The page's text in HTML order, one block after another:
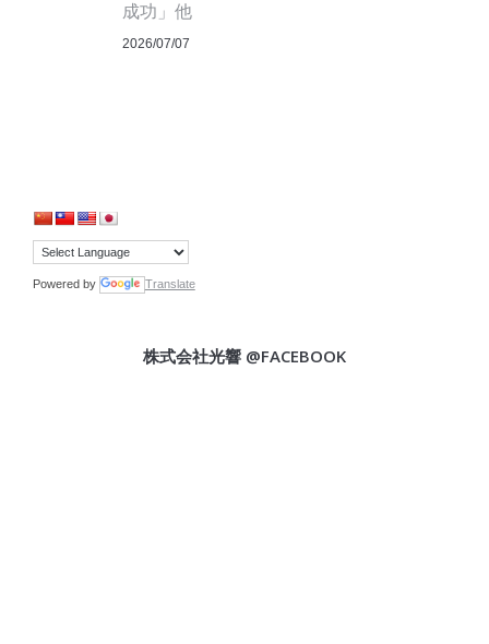
成功」他
2026/07/07
Powered by Translate
株式会社光響 @FACEBOOK